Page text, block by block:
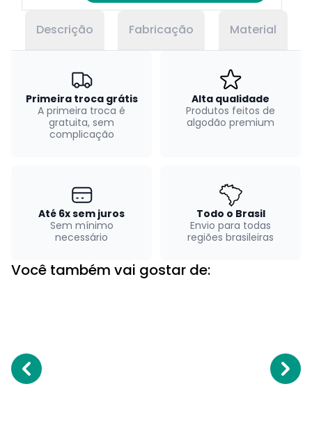
Descrição Fabricação Material
Primeira troca grátis
A primeira troca é
gratuita, sem
complicação
Alta qualidade
Produtos feitos de
algodão premium
Até 6x sem juros
Sem mínimo
necessário
Todo o Brasil
Envio para todas
regiões brasileiras
Você também vai gostar de: